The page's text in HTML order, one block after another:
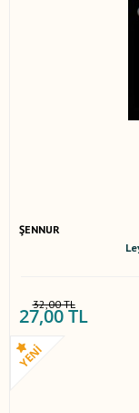
ŞENNUR
32,00 TL
27,00 TL